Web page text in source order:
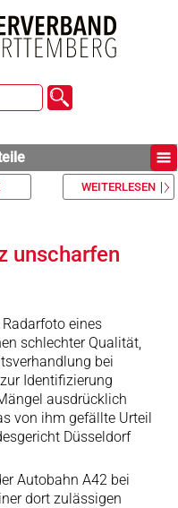
WEITERLESEN
unscharfen
eines
schlechter Qualität,
bei
Identifizierung
ausdrücklich
von ihm gefällte Urteil
Düsseldorf
Autobahn A42 bei
dort zulässigen